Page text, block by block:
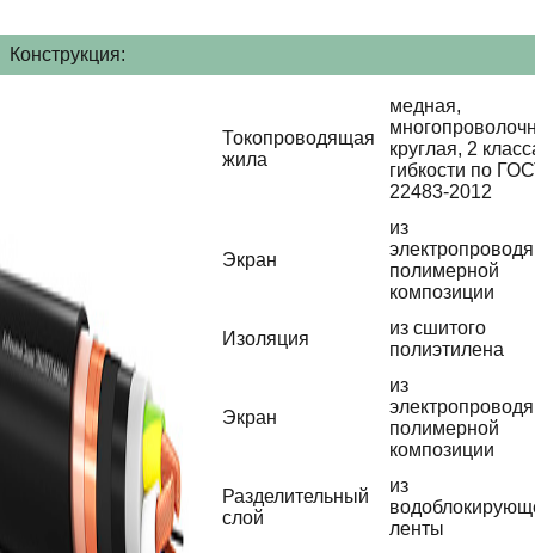
Конструкция:
Токопроводящая
жила
медная,
круглая, 2
гибкости по
22483-2012
Экран
из
полимерной
композиции
Изоляция
из сшитого
полиэтилена
Экран
из
полимерной
композиции
Разделительный
слой
из
ленты